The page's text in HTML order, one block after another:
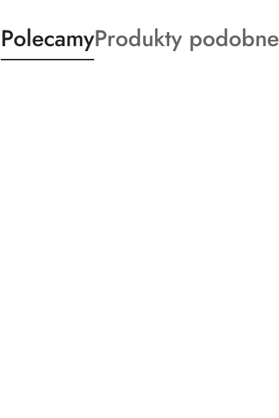
Produkty
o
PolecamyProdukty
o
Produkty podobne